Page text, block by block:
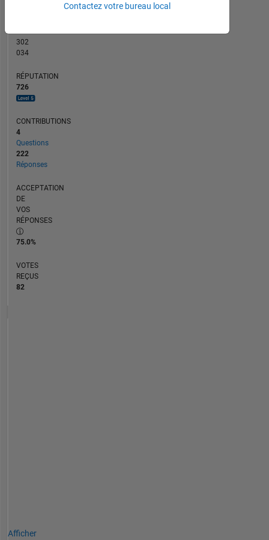
302
034
RÉPUTATION
726
CONTRIBUTIONS
4
Questions
222
Réponses
ACCEPTATION
DE
VOS
RÉPONSES
75.0%
VOTES
REÇUS
82
Afficher
Contactez votre bureau local